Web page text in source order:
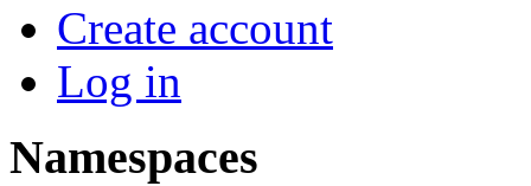
Create account
Log in
Namespaces